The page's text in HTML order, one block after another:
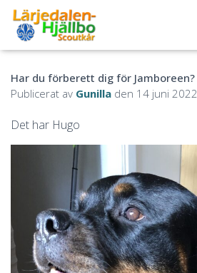
Har du förberett dig för Jamboreen?
Publicerat av Gunilla den 14 juni 2022
Det har Hugo